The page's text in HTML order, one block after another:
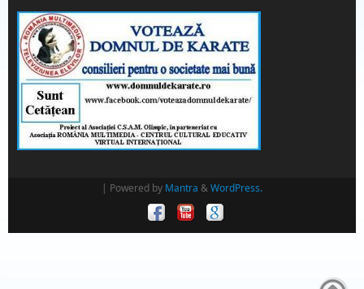
| Powered by Mantra &WordPress.